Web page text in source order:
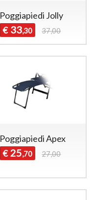
Poggiapiedi Jolly
€ 33,30 37,00
Poggiapiedi Apex
€ 25,70 27,00